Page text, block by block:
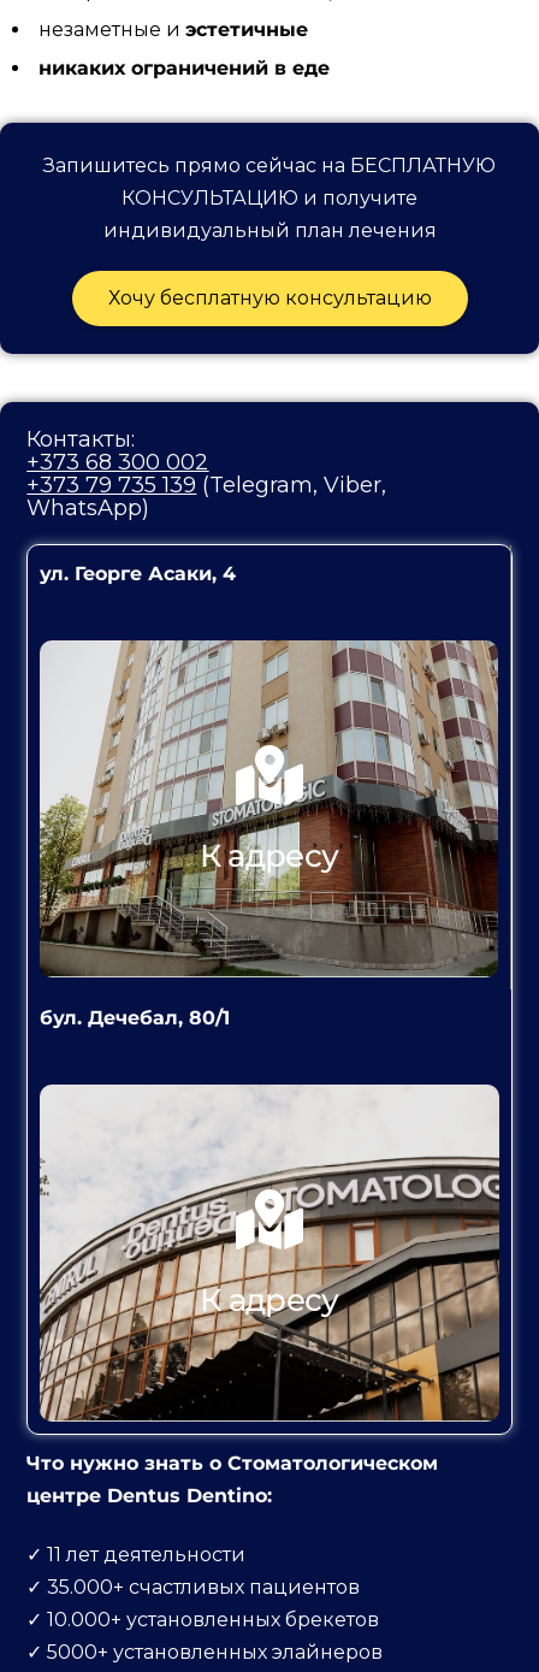
незаметные и эстетичные
никаких ограничений в еде
Запишитесь прямо сейчас на БЕСПЛАТНУЮ
КОНСУЛЬТАЦИЮ и получите
индивидуальный план лечения
Хочу бесплатную консультацию
Контакты:
+373 68 300 002
+373 79 735 139 (Telegram, Viber,
WhatsApp)
ул. Георге Асаки, 4
К адресу
К АДРЕСУ
бул. Дечебал, 80/1
К адресу
К АДРЕСУ
Что нужно знать о Стоматологическом
центре Dentus Dentino:
✓ 11 лет деятельности
✓ 35.000+ счастливых пациентов
✓ 10.000+ установленных брекетов
✓ 5000+ установленных элайнеров